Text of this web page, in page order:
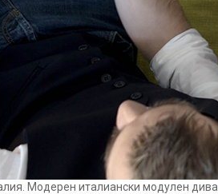
Модерен италиански модулен